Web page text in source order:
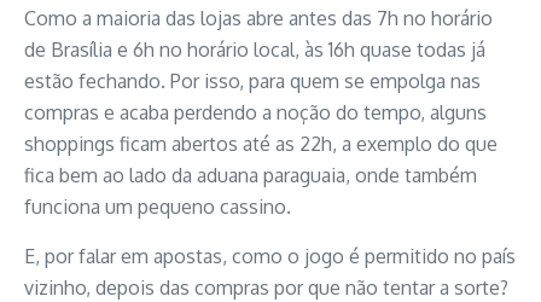
Como a maioria das lojas abre antes das 7h no horário
de Brasília e 6h no horário local, às 16h quase todas já
estão fechando. Por isso, para quem se empolga nas
compras e acaba perdendo a noção do tempo, alguns
shoppings ficam abertos até as 22h, a exemplo do que
fica bem ao lado da aduana paraguaia, onde também
funciona um pequeno cassino.
E, por falar em apostas, como o jogo é permitido no país
vizinho, depois das compras por que não tentar a sorte?